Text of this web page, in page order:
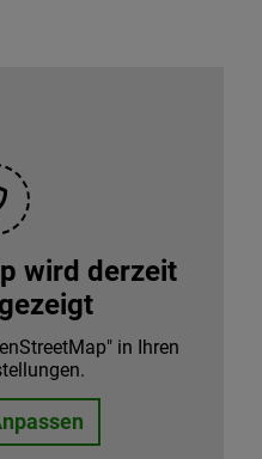
wird derzeit
in Ihren